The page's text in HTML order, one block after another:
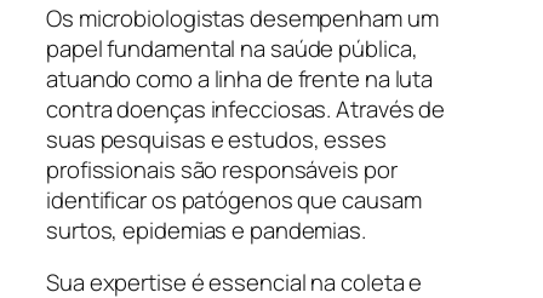
Os microbiologistas desempenham um
papel fundamental na saúde pública,
atuando como a linha de frente na luta
contra doenças infecciosas. Através de
suas pesquisas e estudos, esses
profissionais são responsáveis por
identificar os patógenos que causam
surtos, epidemias e pandemias.
Sua expertise é essencial na coleta e